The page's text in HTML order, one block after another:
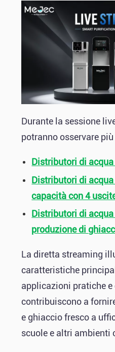
Durante la sessione
potranno osservare
Distributori di
Distributori di
capacità con 4
Distributori di
produzione di
La diretta streaming
caratteristiche
applicazioni pratiche
contribuiscono a
e ghiaccio fresco a
scuole e altri ambienti